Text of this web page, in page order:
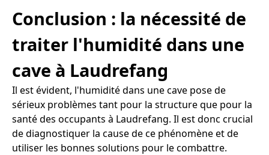
Conclusion : la nécessité de
traiter l'humidité dans une
cave à Laudrefang
Il est évident, l'humidité dans une cave pose de
sérieux problèmes tant pour la structure que pour la
santé des occupants à Laudrefang. Il est donc crucial
de diagnostiquer la cause de ce phénomène et de
utiliser les bonnes solutions pour le combattre.